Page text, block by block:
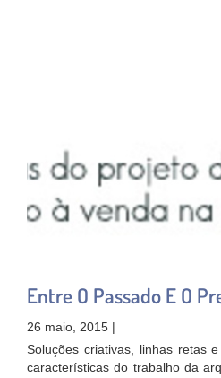
Entre O Passado E O
26 maio, 2015 |
Soluções criativas, linhas retas
características do trabalho da